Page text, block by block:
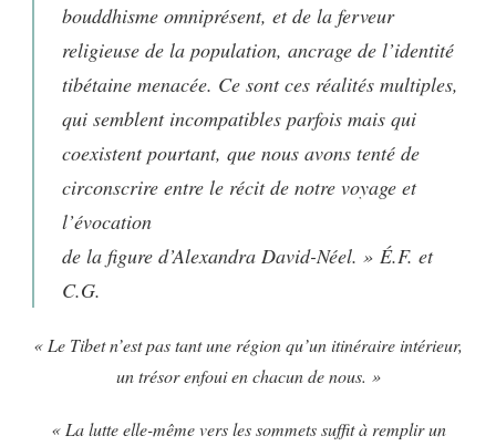
bouddhisme omniprésent, et de la ferveur
religieuse de la population, ancrage de l’identité
tibétaine menacée. Ce sont ces réalités multiples,
qui semblent incompatibles parfois mais qui
coexistent pourtant, que nous avons tenté de
circonscrire entre le récit de notre voyage et
l’évocation
de la figure d’Alexandra David-Néel. » É.F. et
C.G.
« Le Tibet n’est pas tant une région qu’un itinéraire intérieur,
un trésor enfoui en chacun de nous. »
« La lutte elle-même vers les sommets suffit à remplir un